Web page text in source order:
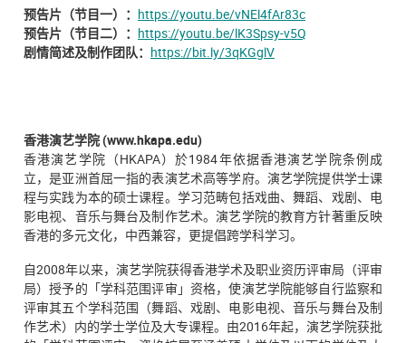
预告片（节目一）： https://youtu.be/vNEl4fAr83c
预告片（节目二）： https://youtu.be/lK3Spsy-v5Q
剧情简述及制作团队： https://bit.ly/3qKGglV
香港演艺学院 (www.hkapa.edu)
香港演艺学院（HKAPA）於1984年依据香港演艺学院条例成
立，是亚洲首屈一指的表演艺术高等学府。演艺学院提供学士课
程与实践为本的硕士课程。学习范畴包括戏曲、舞蹈、戏剧、电
影电视、音乐与舞台及制作艺术。演艺学院的教育方针著重反映
香港的多元文化，中西兼容，更提倡跨学科学习。
自2008年以来，演艺学院获得香港学术及职业资历评审局（评审
局）授予的「学科范围评审」资格，使演艺学院能够自行监察和
评审其五个学科范围（舞蹈、戏剧、电影电视、音乐与舞台及制
作艺术）内的学士学位及大专课程。由2016年起，演艺学院获批